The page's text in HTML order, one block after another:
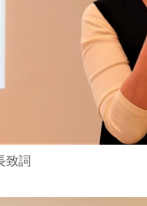
致詞